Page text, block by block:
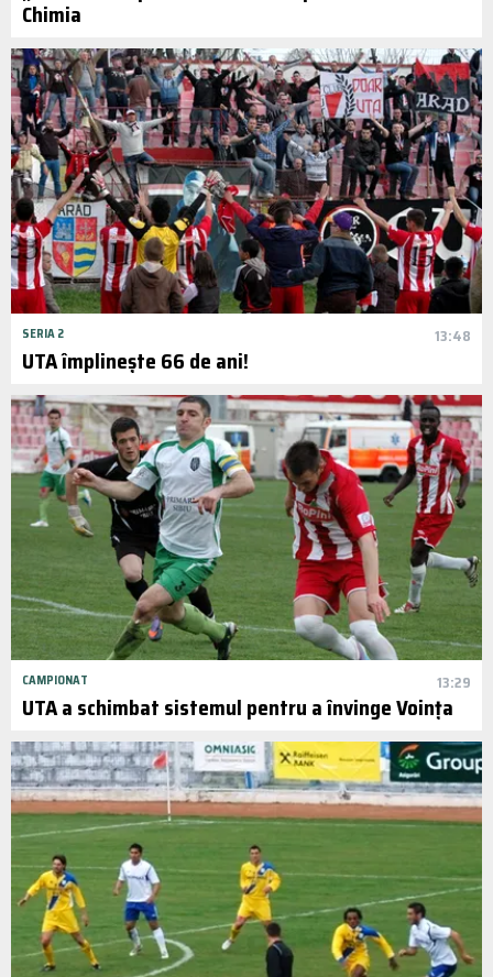
Chimia
SERIA 2 13:48
UTA împlinește 66 de ani!
CAMPIONAT 13:29
UTA a schimbat sistemul pentru a învinge Voința